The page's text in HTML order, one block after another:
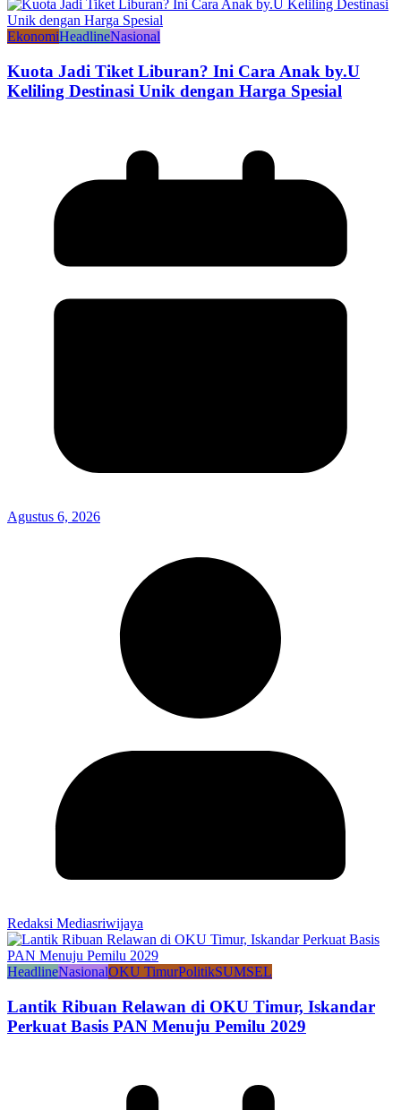
EkonomiHeadlineNasional
Kuota Jadi Tiket Liburan? Ini Cara Anak by.U
Keliling Destinasi Unik dengan Harga Spesial
Agustus 6, 2026
Redaksi Mediasriwijaya
HeadlineNasionalOKU TimurPolitikSUMSEL
Lantik Ribuan Relawan di OKU Timur, Iskandar
Perkuat Basis PAN Menuju Pemilu 2029